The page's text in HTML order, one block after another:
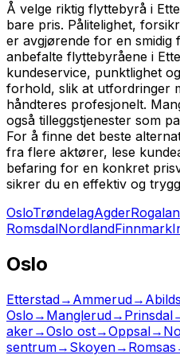
Å velge riktig flyttebyrå i
bare pris. Pålitelighet,
er avgjørende for en smidig
anbefalte flyttebyråene i
kundeservice, punktlighet
forhold, slik at utfordringer
håndteres profesjonelt.
også tilleggstjenester som
For å finne det beste
fra flere aktører, lese
befaring for en konkret
sikrer du en effektiv og
OsloTrøndelagAgder
RomsdalNordlandFinnmark
Oslo
Etterstad→ Ammerud→
Oslo → Manglerud→ Prinsdal
aker→Oslo ost→Oppsal→
sentrum→ Skoyen→ Romsas